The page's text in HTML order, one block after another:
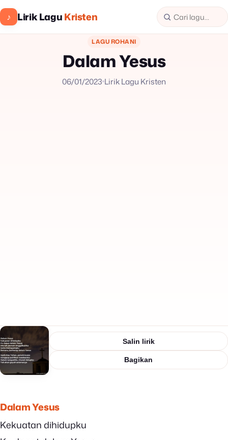
♪ Lirik LaguKristen
LAGU ROHANI
Dalam Yesus
06/01/2023 Lirik Lagu Kristen
Salin lirik
Bagikan
Dalam Yesus
Kekuatan dihidupku